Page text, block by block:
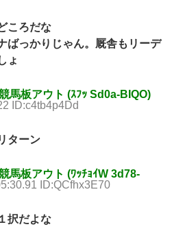
ころだな
ばっかりじゃん。厩舎もリーデ
ょ
馬板アウト (ｽﾌｯ Sd0a-BIQO)
ID:c4tb4p4Dd
ターン
馬板アウト (ﾜｯﾁｮｲW 3d78-
ID:QCfhx3E70
択だよな